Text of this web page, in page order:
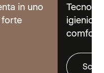
in uno
forte
igienici
comfort.